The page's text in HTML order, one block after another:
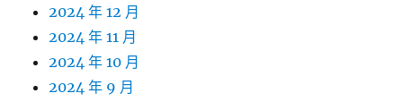
2024 年 12 月
2024 年 11 月
2024 年 10 月
2024 年 9 月